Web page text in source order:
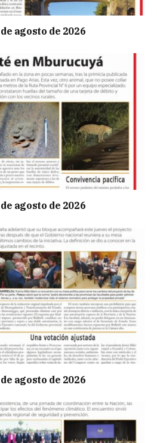
agosto de 2026
agosto de 2026
agosto de 2026